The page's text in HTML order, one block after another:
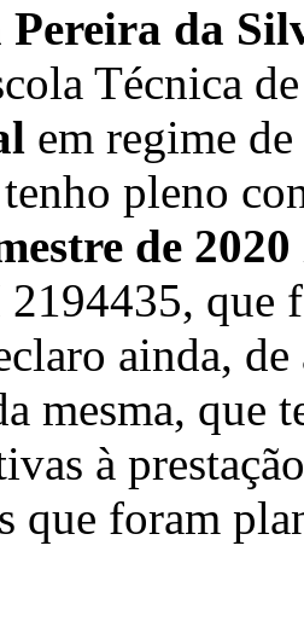
da
Técnica
em regime
pleno
de 2020
2194435, que
ainda,
mesma, que
à
que foram